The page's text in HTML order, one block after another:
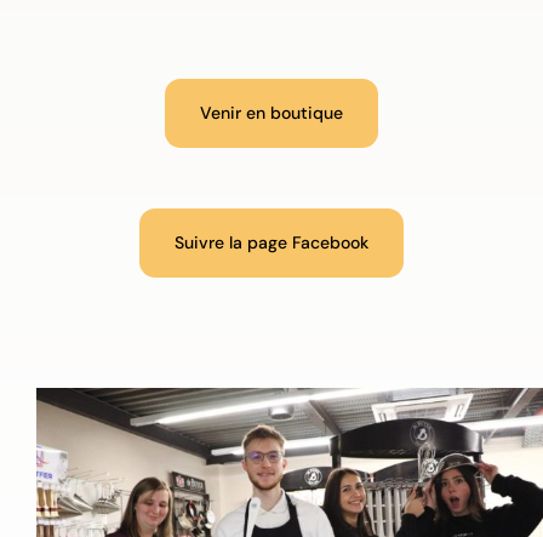
Venir en boutique
Suivre la page Facebook